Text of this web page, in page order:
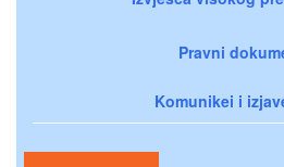
Pravni
Komunikei i